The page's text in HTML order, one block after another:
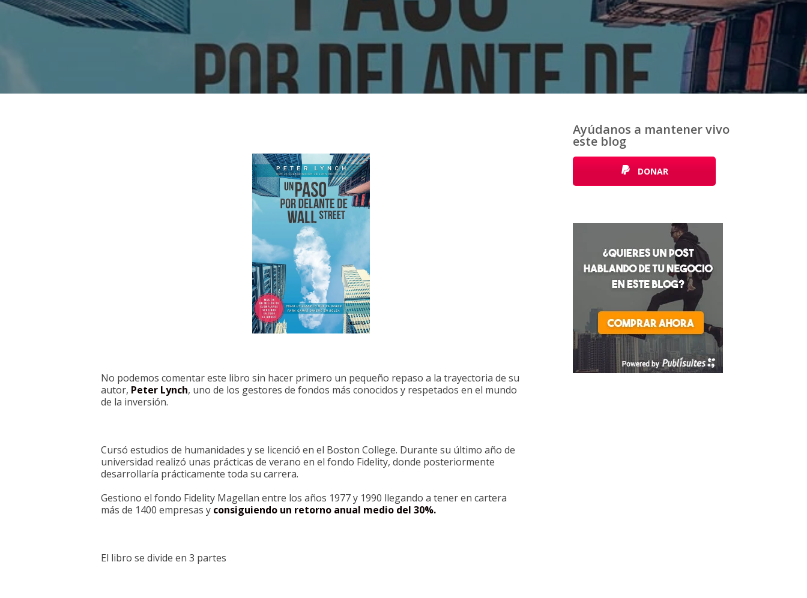
No podemos comentar este libro sin hacer primero un pequeño repaso a la trayectoria de su
autor, Peter Lynch, uno de los gestores de fondos más conocidos y respetados en el mundo
de la inversión.
Cursó estudios de humanidades y se licenció en el Boston College. Durante su último año de
universidad realizó unas prácticas de verano en el fondo Fidelity, donde posteriormente
desarrollaría prácticamente toda su carrera.
Gestiono el fondo Fidelity Magellan entre los años 1977 y 1990 llegando a tener en cartera
más de 1400 empresas y consiguiendo un retorno anual medio del 30%.
El libro se divide en 3 partes
Ayúdanos a mantener vivo
este blog
DONAR